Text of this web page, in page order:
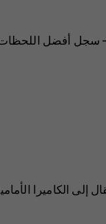
- سجل أفضل
إلى الكاميرا